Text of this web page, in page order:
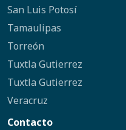
San Luis Potosí
Tamaulipas
Torreón
Tuxtla Gutierrez
Tuxtla Gutierrez
Veracruz
Contacto